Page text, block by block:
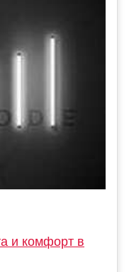
и комфорт в